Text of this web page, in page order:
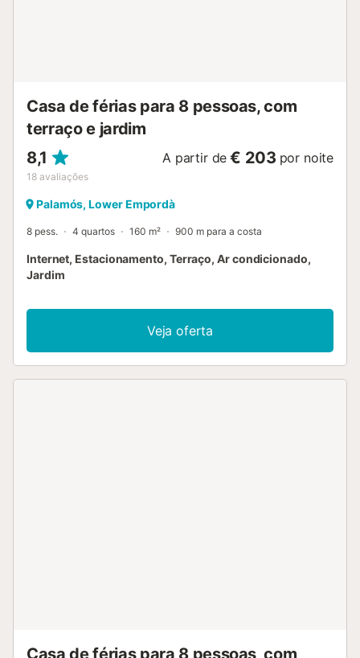
Casa de férias para 8 pessoas, com
terraço e jardim
8,1
18 avaliações
A partir de € 203 por noite
Palamós, Lower Empordà
8 pess. 4 quartos 160 m² 900 m para a costa
Internet, Estacionamento, Terraço, Ar condicionado,
Jardim
Veja oferta
Casa de férias para 8 pessoas, com